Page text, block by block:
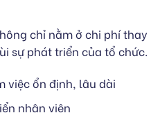
chỉ nằm ở chi phí thay
sự phát triển của tổ chức.
việc ổn định, lâu dài
nhân viên